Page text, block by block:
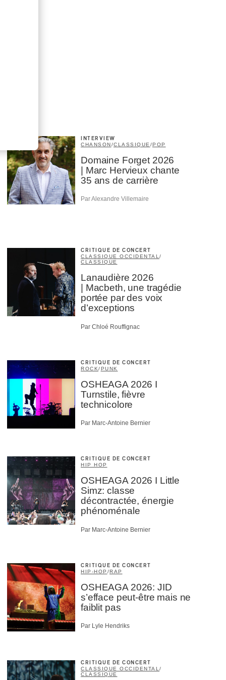
INTERVIEW
CHANSON/CLASSIQUE /POP
Domaine Forget 2026
| Marc Hervieux chante
35 ans de carrière
Par Alexandre Villemaire
CRITIQUE DE CONCERT
CLASSIQUE OCCIDENTAL/
CLASSIQUE
Lanaudière 2026
| Macbeth, une tragédie
portée par des voix
d’exceptions
Par Chloé Rouffignac
CRITIQUE DE CONCERT
ROCK/PUNK
OSHEAGA 2026 I
Turnstile, fièvre
technicolore
Par Marc-Antoine Bernier
CRITIQUE DE CONCERT
HIP HOP
OSHEAGA 2026 I Little
Simz: classe
décontractée, énergie
phénoménale
Par Marc-Antoine Bernier
CRITIQUE DE CONCERT
HIP-HOP /RAP
OSHEAGA 2026: JID
s’efface peut-être mais ne
faiblit pas
Par Lyle Hendriks
CRITIQUE DE CONCERT
CLASSIQUE OCCIDENTAL /
CLASSIQUE